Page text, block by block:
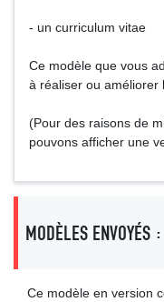
- un curriculum vitae
Ce modèle que vous
à réaliser ou améliorer
(Pour des raisons de
pouvons afficher une
MODÈLES ENVOYÉS :
Ce modèle en version